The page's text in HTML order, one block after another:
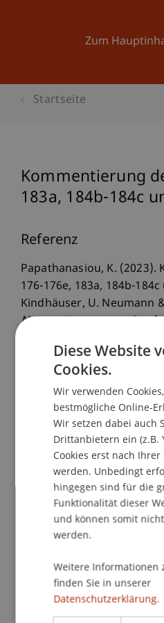
Zum
Startseite
Kommentierung
183a, 184b-184c
Referenz
Papathanasiou, K. (2023).
176-176e, 183a, 184b-
Kindhäuser, U. Neumann
Nomos Kommentar
Publikationsart
Beitrag in
Mitarbeitende
Prof. Dr. Konstantina
Beteiligte
Institut für Wirtschaftsrecht
Diese Website
Cookies.
Wir verwenden
bestmögliche Online-
Wir setzen dabei auch
Drittanbietern ein (z.B.
Cookies erst nach
werden. Unbedingt
hingegen sind für die
Funktionalität dieser
und können somit
werden.
Weitere Informationen
finden Sie in unserer
Datenschutzerklärung.